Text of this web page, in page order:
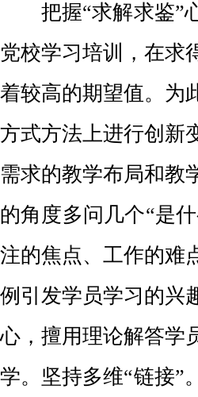
把握“求解求鉴”心
党校学习培训，在求
着较高的期望值。为
方式方法上进行创新
需求的教学布局和教
的角度多问几个“是
注的焦点、工作的难
例引发学员学习的兴
心，擅用理论解答学
学。坚持多维“链接”